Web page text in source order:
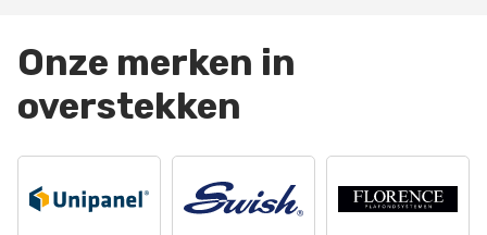
Onze merken in
overstekken